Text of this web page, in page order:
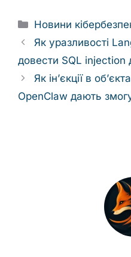
Categories
Новини
Як уразливості
довести SQL injection
Як інʼєкції в
OpenClaw дають